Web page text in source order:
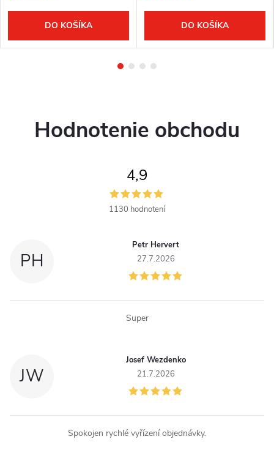
DO KOŠÍKA DO KOŠÍKA
Hodnotenie obchodu
4,9
1130 hodnotení
PH
Petr Hervert
27.7.2026
Super
JW
Josef Wezdenko
21.7.2026
Spokojen rychlé vyřízení objednávky.